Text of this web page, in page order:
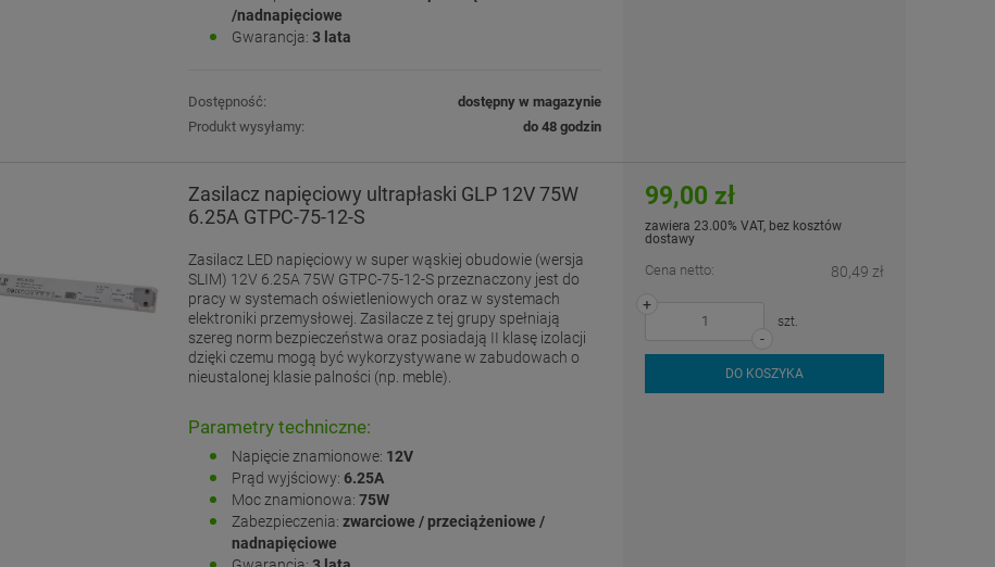
/nadnapięciowe
Gwarancja: 3 lata
Dostępność:
dostępny w magazynie
Produkt wysyłamy:
do 48 godzin
Zasilacz napięciowy ultrapłaski GLP 12V 75W
6.25A GTPC-75-12-S
Zasilacz LED napięciowy w super wąskiej obudowie (wersja
SLIM) 12V 6.25A 75W GTPC-75-12-S przeznaczony jest do
pracy w systemach oświetleniowych oraz w systemach
elektroniki przemysłowej. Zasilacze z tej grupy spełniają
szereg norm bezpieczeństwa oraz posiadają II klasę izolacji
dzięki czemu mogą być wykorzystywane w zabudowach o
nieustalonej klasie palności (np. meble).
Parametry techniczne:
Napięcie znamionowe: 12V
Prąd wyjściowy: 6.25A
Moc znamionowa: 75W
Zabezpieczenia: zwarciowe / przeciążeniowe /
nadnapięciowe
99,00 zł
zawiera 23.00% VAT, bez kosztów
dostawy
Cena netto: 80,49 zł
-
+
szt.
DO KOSZYKA